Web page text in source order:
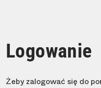
Logowanie
Żeby zalogować się do